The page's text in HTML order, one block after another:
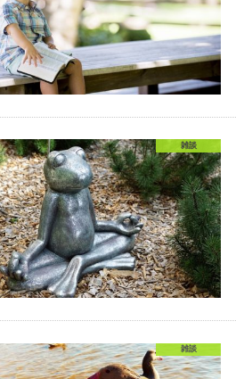
雑談
雑談